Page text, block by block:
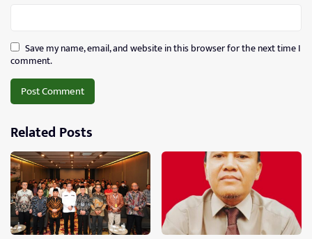
Save my name, email, and website in this browser for the next time I
comment.
Related Posts